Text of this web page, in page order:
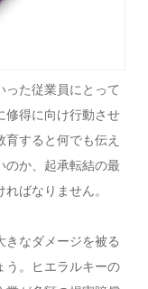
った従業員にとって
修得に向け行動させ
すると何でも伝え
のか、起承転結の最
ばなりません。
きなダメージを被る
う。ヒエラルキーの